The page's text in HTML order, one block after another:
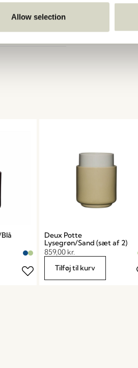
Allow selection
Deux Potte
Lysegrøn/Sand (sæt af 2)
859,00 kr.
Tilføj til kurv